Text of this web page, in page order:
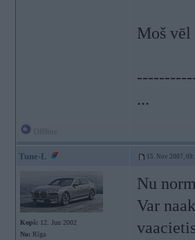
Moš
...
Tune-L 15. Nov 2007,
Kopš: 12. Jun 2002
No: Rīga
Nu
Var